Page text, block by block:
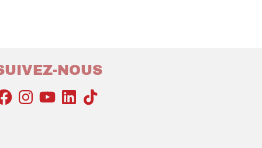
NOUS
InstagramYouTubeLinkedInTikTok